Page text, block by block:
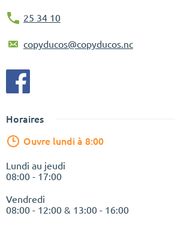
25 34 10
copyducos@copyducos.nc
Horaires
Ouvre lundi à 8:00
Lundi au jeudi
08:00 - 17:00
Vendredi
08:00 - 12:00 & 13:00 - 16:00